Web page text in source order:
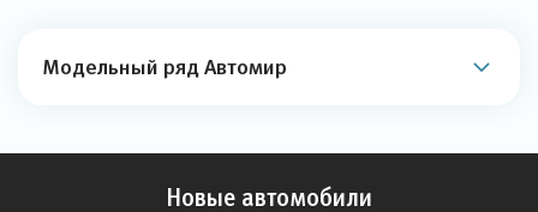
Модельный ряд Автомир
Новые автомобили